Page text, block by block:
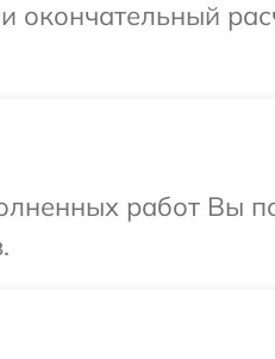
окончательный
работ Вы